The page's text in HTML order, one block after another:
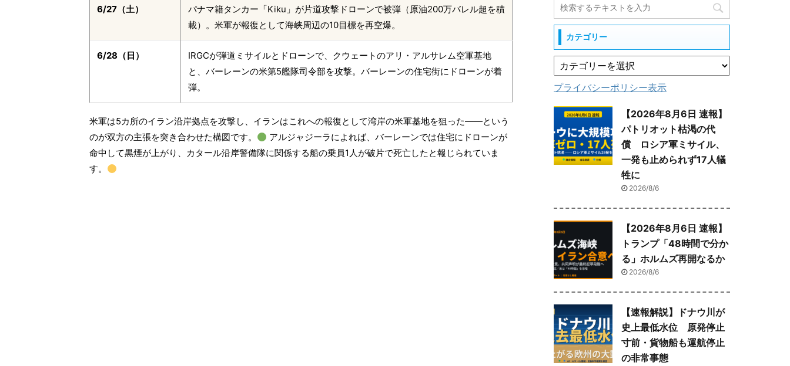
6/27（土）
パナマ籍タンカー「Kiku」が片道攻撃ドローンで被弾（原油200万バレル超を積
載）。米軍が報復として海峡周辺の10目標を再空爆。
6/28（日）
IRGCが弾道ミサイルとドローンで、クウェートのアリ・アルサレム空軍基地
と、バーレーンの米第5艦隊司令部を攻撃。バーレーンの住宅街にドローンが着
弾。
米軍は5カ所のイラン沿岸拠点を攻撃し、イランはこれへの報復として湾岸の米軍基地を狙った——という
のが双方の主張を突き合わせた構図です。
アルジャジーラによれば、バーレーンでは住宅にドローンが
命中して黒煙が上がり、カタール沿岸警備隊に関係する船の乗員1人が破片で死亡したと報じられていま
す。
カテゴリー
プライバシーポリシー表示
【2026年8月6日 速報】
パトリオット枯渇の代
償 ロシア軍ミサイル、
一発も止められず17人犠
牲に
2026/8/6
【2026年8月6日 速報】
トランプ「48時間で分か
る」ホルムズ再開なるか
2026/8/6
【速報解説】ドナウ川が
史上最低水位 原発停止
寸前・貨物船も運航停止
の非常事態